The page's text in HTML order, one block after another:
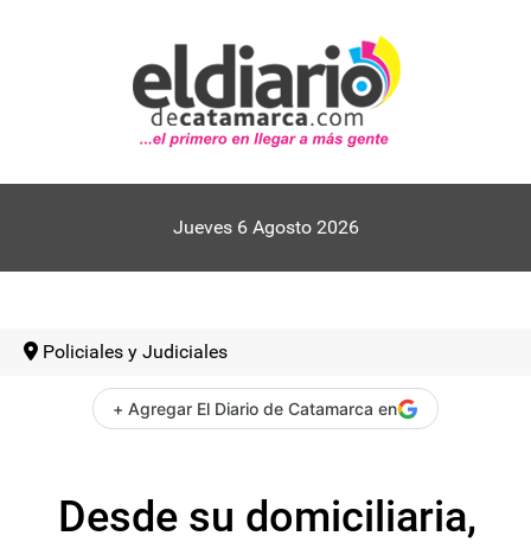
Jueves 6 Agosto 2026
Policiales y Judiciales
+ Agregar El Diario de Catamarca en
Desde su domiciliaria,